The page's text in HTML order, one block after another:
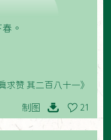
。
求赞 其二百八十一》
制图 21